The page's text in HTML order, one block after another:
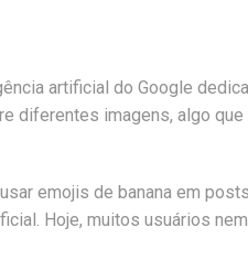
artificial do Google
imagens, algo
emojis de banana em
Hoje, muitos usuários